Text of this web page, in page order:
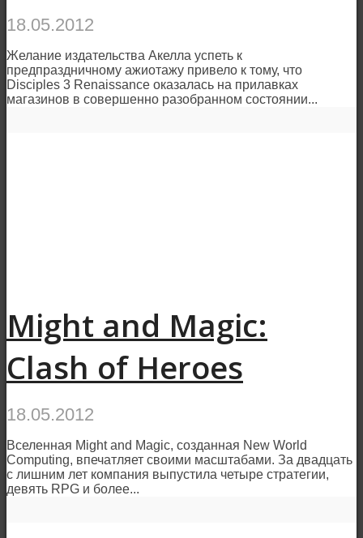
18.05.2012
Желание издательства Акелла успеть к
предпраздничному ажиотажу привело к тому, что
Disciples 3 Renaissance оказалась на прилавках
магазинов в совершенно разобранном состоянии...
Might and Magic:
Clash of Heroes
18.05.2012
Вселенная Might and Magic, созданная New World
Computing, впечатляет своими масштабами. За двадцать
с лишним лет компания выпустила четыре стратегии,
девять RPG и более...